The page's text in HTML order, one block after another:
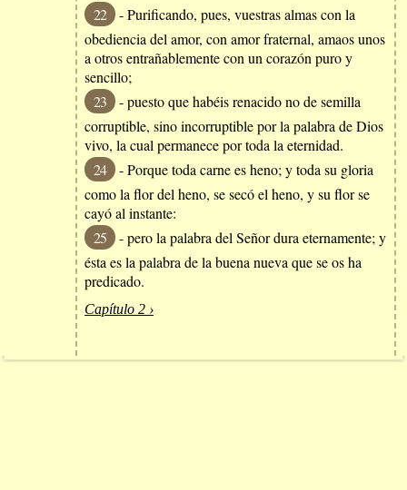
22
- Purificando, pues, vuestras almas con la
obediencia del amor, con amor fraternal, amaos unos
a otros entrañablemente con un corazón puro y
sencillo;
23
- puesto que habéis renacido no de semilla
corruptible, sino incorruptible por la palabra de Dios
vivo, la cual permanece por toda la eternidad.
24
- Porque toda carne es heno; y toda su gloria
como la flor del heno, se secó el heno, y su flor se
cayó al instante:
25
- pero la palabra del Señor dura eternamente; y
ésta es la palabra de la buena nueva que se os ha
predicado.
Capítulo 2 ›